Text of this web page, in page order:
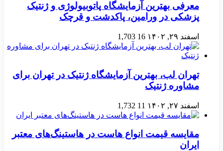
معرفی بهترین آزمایشگاه پاتوبیولوژی و ژنتیک
پزشکی در ورامین، پاکدشت و قرچک
اسفند ۲۹, ۱۴۰۲ 16
1,703
تهران لب، بهترین آزمایشگاه ژنتیک در تهران برای
مشاوره ژنتیک
اسفند ۲۷, ۱۴۰۲ 11
1,732
مقایسه قیمت انواع هاست در هاستینگ‌های معتبر
ایران